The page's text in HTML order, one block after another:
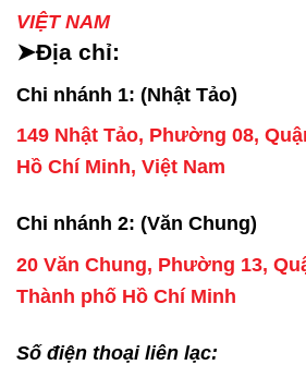
VIỆT NAM
➤Địa chỉ:
Chi nhánh 1: (Nhật Tảo)
149 Nhật Tảo, Phường 08,
Hồ Chí Minh, Việt Nam
Chi nhánh 2: (Văn Chung)
20 Văn Chung, Phường 13,
Thành phố Hồ Chí Minh
Số điện thoại liên lạc: